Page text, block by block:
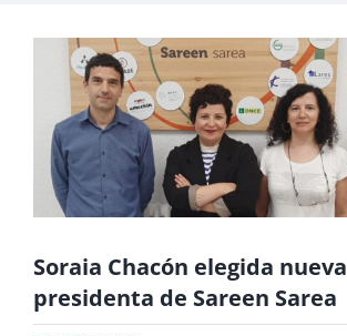
Soraia Chacón elegida nueva
presidenta de Sareen Sarea